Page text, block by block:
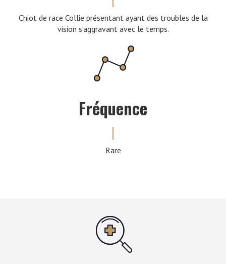
Chiot de race Collie présentant ayant des troubles de la
vision s’aggravant avec le temps.
Fréquence
Rare